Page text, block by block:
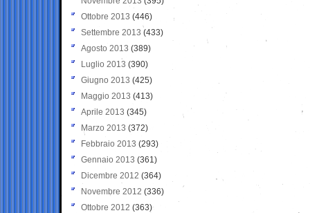
Ottobre 2013 (446)
Settembre 2013 (433)
Agosto 2013 (389)
Luglio 2013 (390)
Giugno 2013 (425)
Maggio 2013 (413)
Aprile 2013 (345)
Marzo 2013 (372)
Febbraio 2013 (293)
Gennaio 2013 (361)
Dicembre 2012 (364)
Novembre 2012 (336)
Ottobre 2012 (363)